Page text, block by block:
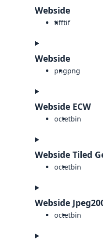
Webside
tifftif
Webside
pngpng
Webside ECW
octetbin
Webside Tiled
octetbin
Webside
octetbin